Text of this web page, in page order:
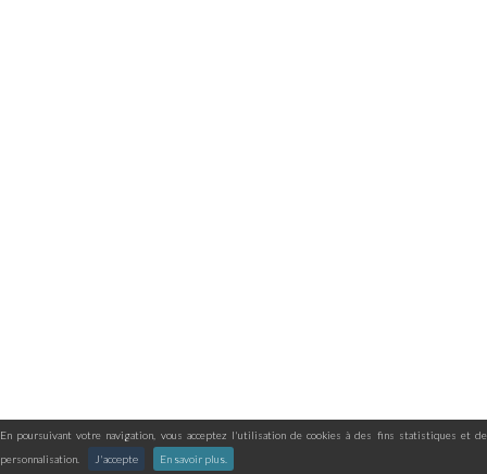
En poursuivant votre navigation, vous acceptez l'utilisation de cookies à des fins statistiques et de
personnalisation.
J'accepte En savoir plus.